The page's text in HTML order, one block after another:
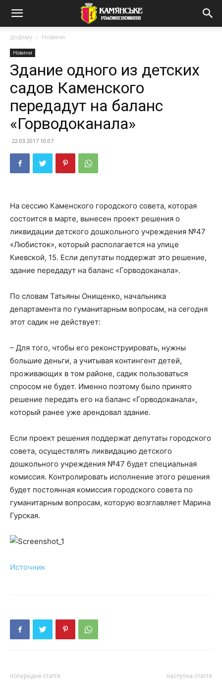
додому Новини
Новини
Здание одного из детских
садов Каменского
передадут на баланс
«Горводоканала»
22.03.2017 10:07
На сессию Каменского городского совета, которая
состоится в марте, вынесен проект решения о
ликвидации детского дошкольного учреждения №47
«Любисток», который располагается на улице
Киевской, 15. Если депутаты поддержат это решение,
здание передадут на баланс «Горводоканала».
По словам Татьяны Онищенко, начальника
департамента по гуманитарным вопросам, на сегодня
этот садик не действует:
– Для того, чтобы его реконструировать, нужны
большие деньги, а учитывая контингент детей,
проживающих в том районе, садик пользоваться
спросом не будет. Именно поэтому было принято
решение передать его на баланс «Горводоканала»,
который ранее уже арендовал здание.
Если проект решения поддержат депутаты городского
совета, осуществлять ликвидацию детского
дошкольного учреждения №47 будет специальная
комиссия. Контролировать исполнение этого решения
будет постоянная комиссия городского совета по
гуманитарным вопросам, которую возглавляет Марина
Гурская.
Источник
попередня стаття наступна стаття